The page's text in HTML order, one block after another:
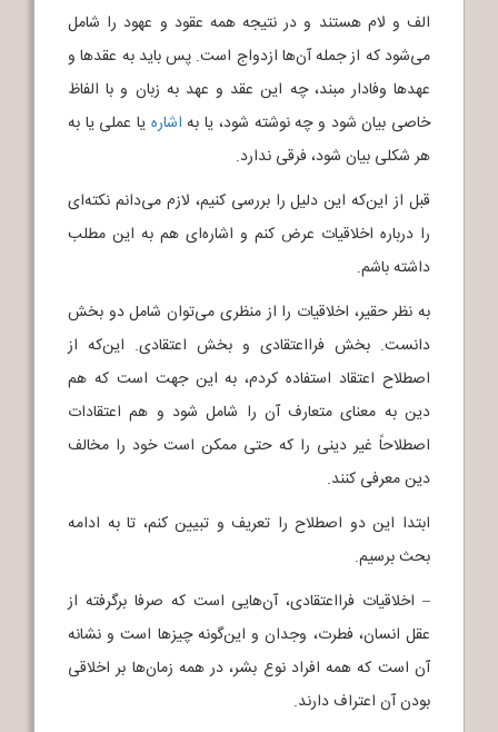
الف و لام هستند و در نتیجه همه عقود و عهود را شامل
می‌شود که از جمله آن‌ها ازدواج است. پس باید به عقدها و
عهدها وفادار مبند، چه این عقد و عهد به زبان و با الفاظ
خاصی بیان شود و چه نوشته شود، یا به اشاره یا عملی یا به
هر شکلی بیان شود، فرقی ندارد.
قبل از این‌که این دلیل را بررسی کنیم، لازم می‌دانم نکته‌ای
را درباره اخلاقیات عرض کنم و اشاره‌ای هم به این مطلب
داشته باشم.
به نظر حقیر، اخلاقیات را از منظری می‌توان شامل دو بخش
دانست. بخش فرااعتقادی و بخش اعتقادی. این‌که از
اصطلاح اعتقاد استفاده کردم، به این جهت است که هم
دین به معنای متعارف آن را شامل شود و هم اعتقادات
اصطلاحاً غیر دینی را که حتی ممکن است خود را مخالف
دین معرفی کنند.
ابتدا این دو اصطلاح را تعریف و تبیین کنم، تا به ادامه
بحث برسیم.
– اخلاقیات فرااعتقادی، آن‌هایی است که صرفا برگرفته از
عقل انسان، فطرت، وجدان و این‌گونه چیزها است و نشانه
آن است که همه افراد نوع بشر، در همه زمان‌ها بر اخلاقی
بودن آن اعتراف دارند.